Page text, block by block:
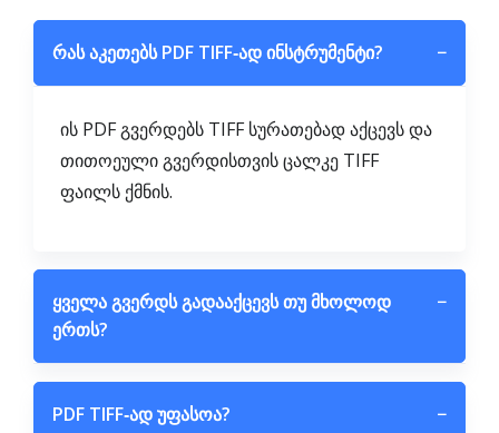
რას აკეთებს PDF TIFF‑ად ინსტრუმენტი? −
ის PDF გვერდებს TIFF სურათებად აქცევს და
თითოეული გვერდისთვის ცალკე TIFF
ფაილს ქმნის.
ყველა გვერდს გადააქცევს თუ მხოლოდ
ერთს?
−
PDF TIFF‑ად უფასოა? −